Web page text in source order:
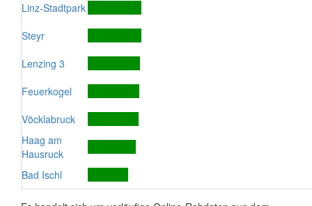
Linz-Stadtpark
Steyr
Lenzing 3
Feuerkogel
Vöcklabruck
Haag am
Hausruck
Bad Ischl